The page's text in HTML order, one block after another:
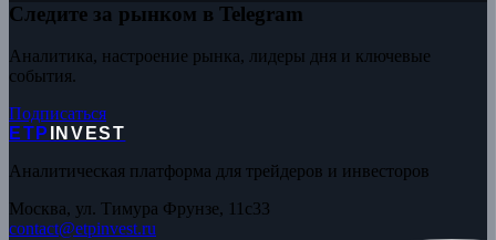
Следите за рынком в Telegram
Аналитика, настроение рынка, лидеры дня и ключевые
события.
Подписаться
ETP
INVEST
Аналитическая платформа для трейдеров и инвесторов
Москва, ул. Тимура Фрунзе, 11с33
contact@etpinvest.ru